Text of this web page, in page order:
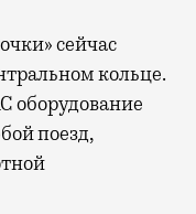
сейчас
кольце.
оборудование
поезд,